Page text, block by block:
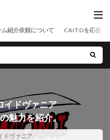
ム紹介依頼について CAITOを応援す
イドヴァニア
魅力を紹介。
ドヴァニア